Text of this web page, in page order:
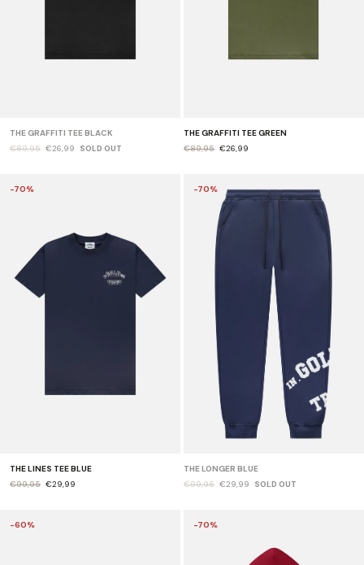
THE GRAFFITI TEE BLACK
€89,95 €26,99 SOLD OUT
THE GRAFFITI TEE GREEN
€89,95 €26,99
-70%
THE LINES TEE BLUE
€99,95 €29,99
-70%
THE LONGER BLUE
€99,95 €29,99 SOLD OUT
-60% -70%